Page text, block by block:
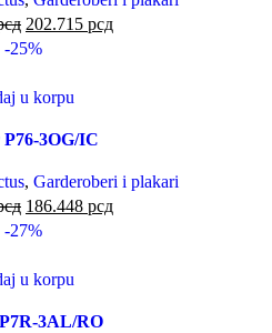
202.715 рсд
-25%
u korpu
3OG/IC
, Garderoberi i plakari
186.448 рсд
-27%
u korpu
3AL/RO